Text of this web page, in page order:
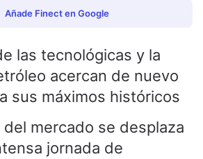
Añade Finect en Google
las tecnológicas y la
acercan de nuevo
sus máximos históricos
del mercado se desplaza
jornada de